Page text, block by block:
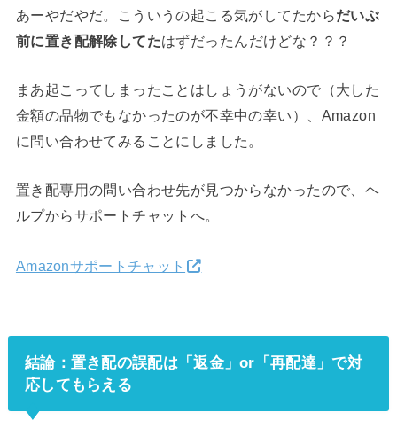
あーやだやだ。こういうの起こる気がしてたからだいぶ
前に置き配解除してたはずだったんだけどな？？？
まあ起こってしまったことはしょうがないので（大した
金額の品物でもなかったのが不幸中の幸い）、Amazon
に問い合わせてみることにしました。
置き配専用の問い合わせ先が見つからなかったので、ヘ
ルプからサポートチャットへ。
Amazonサポートチャット
結論：置き配の誤配は「返金」or「再配達」で対
応してもらえる